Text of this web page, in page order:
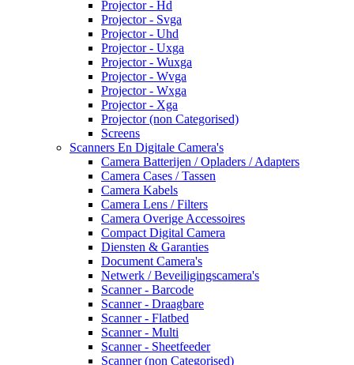
Projector - Hd
Projector - Svga
Projector - Uhd
Projector - Uxga
Projector - Wuxga
Projector - Wvga
Projector - Wxga
Projector - Xga
Projector (non Categorised)
Screens
Scanners En Digitale Camera's
Camera Batterijen / Opladers / Adapters
Camera Cases / Tassen
Camera Kabels
Camera Lens / Filters
Camera Overige Accessoires
Compact Digital Camera
Diensten & Garanties
Document Camera's
Netwerk / Beveiligingscamera's
Scanner - Barcode
Scanner - Draagbare
Scanner - Flatbed
Scanner - Multi
Scanner - Sheetfeeder
Scanner (non Categorised)